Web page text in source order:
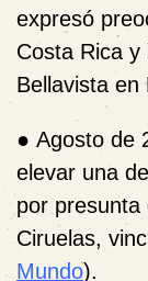
expresó
Costa Rica
Bellavista en
● Agosto de
elevar una
por
Ciruelas,
Mundo).